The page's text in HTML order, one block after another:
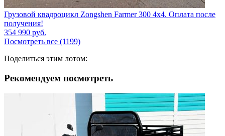
Грузовой квадроцикл Zongshen Farmer 300 4х4. Оплата после
получения!
354 990 руб.
Посмотреть все (1199)
Поделиться этим лотом:
Рекомендуем посмотреть